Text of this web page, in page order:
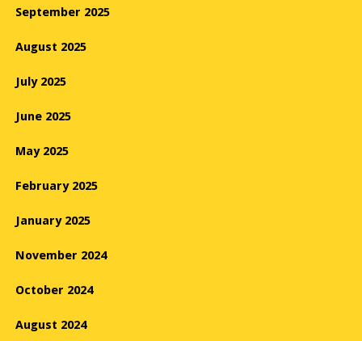
September 2025
August 2025
July 2025
June 2025
May 2025
February 2025
January 2025
November 2024
October 2024
August 2024